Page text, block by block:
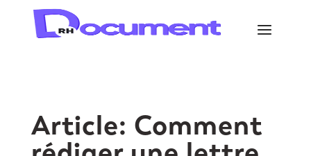
Article: Comment